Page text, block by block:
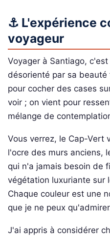
⚓ L'expérience
voyageur
Voyager à Santiago,
désorienté par sa
pour cocher des cases
voir ; on vient pour
mélange de
Vous verrez, le Cap-Vert
l'ocre des murs anciens,
qui n'a jamais besoin de
végétation luxuriante sur
Chaque couleur est une
que je ne peux
J'ai appris à considérer